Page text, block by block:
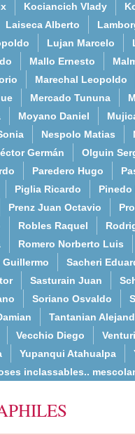
Kociancich Vlady
Laiseca Alberto
Lujan Marcelo
Mallo Ernesto
Marechal Leopoldo
Mercado Tununa
Moyano Daniel
Nespolo Matias
Germán
Olguin
Paredero Hugo
Piglia Ricardo Pinedo
Prenz Juan Octavio
Robles Raquel
Romero Norberto Luis
Guillermo
Sacheri
Sasturain Juan
Soriano Osvaldo
Tantanian
Vecchio Diego
Yupanqui Atahualpa
inclassables..